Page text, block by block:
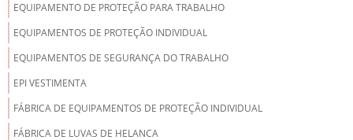
EQUIPAMENTO DE PROTEÇÃO PARA TRABALHO
EQUIPAMENTOS DE PROTEÇÃO INDIVIDUAL
EQUIPAMENTOS DE SEGURANÇA DO TRABALHO
EPI VESTIMENTA
FÁBRICA DE EQUIPAMENTOS DE PROTEÇÃO INDIVIDUAL
FÁBRICA DE LUVAS DE HELANCA